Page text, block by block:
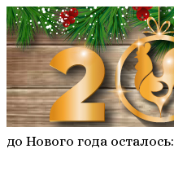
до Нового года осталось: